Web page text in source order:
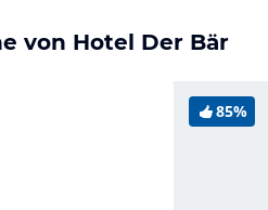
von Hotel Der Bär
85%